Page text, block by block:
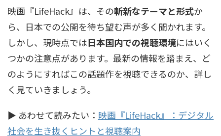
映画『LifeHack』は、その斬新なテーマと形式か
ら、日本での公開を待ち望む声が多く聞かれます。
しかし、現時点では日本国内での視聴環境にはいく
つかの注意点があります。最新の情報を踏まえ、ど
のようにすればこの話題作を視聴できるのか、詳し
く見ていきましょう。
▶ あわせて読みたい： 映画『LifeHack』：デジタル
社会を生き抜くヒントと視聴案内